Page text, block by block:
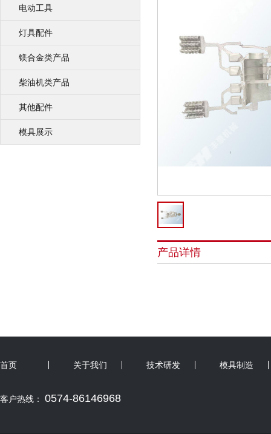
电动工具
灯具配件
镁合金类产品
柴油机类产品
其他配件
模具展示
产品详情
首页 关于我们 技术研发 模具制造
客户热线： 0574-86146968